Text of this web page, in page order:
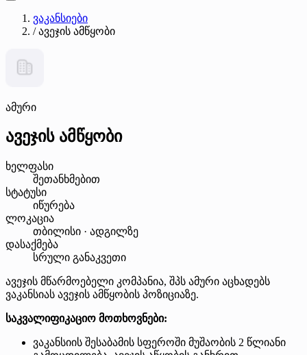
ვაკანსიები
/ ავეჯის ამწყობი
ამური
ავეჯის ამწყობი
ხელფასი
შეთანხმებით
სტატუსი
იწურება
ლოკაცია
თბილისი · ადგილზე
დასაქმება
სრული განაკვეთი
ავეჯის მწარმოებელი კომპანია, შპს ამური აცხადებს
ვაკანსიას ავეჯის ამწყობის პოზიციაზე.
საკვალიფიკაციო მოთხოვნები:
ვაკანსიის შესაბამის სფეროში მუშაობის 2 წლიანი